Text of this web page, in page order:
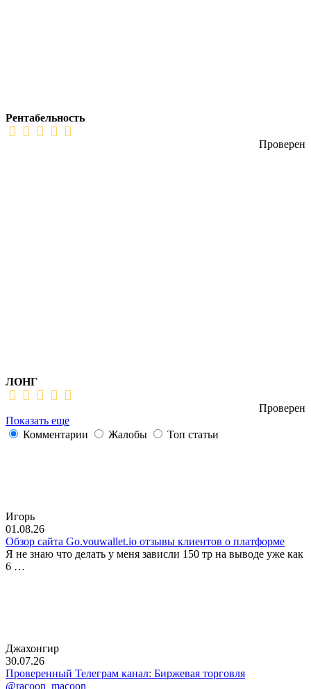
Рентабельность
Проверен
ЛОНГ
Проверен
Показать еще
Комментарии
Жалобы Топ статьи
Игорь
01.08.26
Обзор сайта Go.vouwallet.io отзывы клиентов о платформе
Я не знаю что делать у меня зависли 150 тр на выводе уже как
6 …
Джахонгир
30.07.26
Проверенный Телеграм канал: Биржевая торговля
@racoon_macoon